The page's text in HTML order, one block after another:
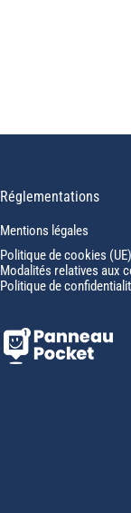
Réglementations
Mentions légales
Politique de cookies (UE)
Modalités relatives aux
Politique de